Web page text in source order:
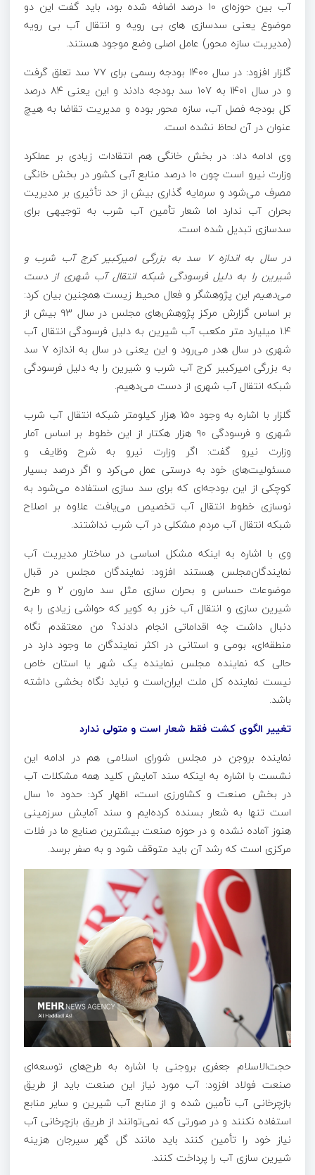
آب بین حوزه‌ای ۱۰ درصد اضافه شده بود، باید گفت این دو
موضوع یعنی سدسازی های بی رویه و انتقال آب بی رویه
(مدیریت سازه محور) عامل اصلی وضع موجود هستند.
گلزار افزود: در سال ۱۴۰۰ بودجه رسمی برای ۷۷ سد تعلق گرفت
و در
سال ۱۴۰۱ به ۱۰۷ سد بودجه دادند و این یعنی ۸۴ درصد
کل بودجه فصل آب، سازه محور بوده و مدیریت تقاضا به هیچ
عنوان در آن لحاظ نشده است.
وی ادامه داد: در بخش خانگی هم انتقادات زیادی بر عملکرد
وزارت نیرو است چون ۱۰ درصد منابع آبی کشور در بخش خانگی
مصرف می‌شود و سرمایه گذاری بیش از حد تأثیری بر مدیریت
بحران آب ندارد اما شعار تأمین آب شرب به توجیهی برای
سدسازی تبدیل شده است.
در سال به اندازه ۷ سد به بزرگی امیرکبیر کرج آب شرب و
شیرین را به دلیل فرسودگی شبکه انتقال آب شهری از دست
می‌دهیم این پژوهشگر و فعال محیط زیست همچنین بیان کرد:
بر اساس گزارش مرکز پژوهش‌های مجلس در سال ۹۳ بیش از
۱.۴ میلیارد متر مکعب آب شیرین به دلیل فرسودگی انتقال آب
شهری در سال هدر می‌رود و این یعنی در سال به اندازه ۷ سد
به بزرگی امیرکبیر کرج آب شرب و شیرین را به دلیل فرسودگی
شبکه انتقال آب شهری از دست می‌دهیم.
گلزار با اشاره به وجود ۱۵۰ هزار کیلومتر شبکه انتقال آب شرب
شهری و فرسودگی ۹۰ هزار هکتار از این خطوط بر اساس آمار
وزارت نیرو گفت: اگر وزارت نیرو به شرح وظایف و
مسئولیت‌های خود به درستی عمل می‌کرد و اگر درصد بسیار
کوچکی از این بودجه‌ای که برای سد سازی استفاده می‌شود به
نوسازی خطوط انتقال آب تخصیص می‌یافت علاوه بر اصلاح
شبکه انتقال آب مردم مشکلی در آب شرب نداشتند.
وی با اشاره به اینکه مشکل اساسی در ساختار مدیریت آب
نمایندگان‌مجلس هستند افزود: نمایندگان مجلس در قبال
موضوعات حساس و بحران سازی مثل سد مارون
۲ و طرح
شیرین سازی و انتقال آب خزر به کویر که حواشی زیادی را به
دنبال داشت چه اقداماتی انجام دادند؟ من معتقدم نگاه
منطقه‌ای، بومی و استانی در اکثر نمایندگان ما وجود دارد در
حالی که نماینده مجلس نماینده یک شهر یا استان خاص
نیست نماینده کل ملت ایران‌است و نباید نگاه بخشی داشته
باشد.
تغییر الگوی کشت فقط شعار است و متولی ندارد
نماینده بروجن در مجلس شورای اسلامی هم در ادامه این
نشست با اشاره به اینکه سند آمایش کلید همه مشکلات آب
در بخش صنعت و کشاورزی است، اظهار کرد: حدود ۱۰ سال
است تنها به شعار بسنده کرده‌ایم و سند آمایش سرزمینی
هنوز آماده نشده و در حوزه صنعت بیشترین صنایع ما در فلات
مرکزی است که رشد آن باید متوقف شود و به صفر برسد.
حجت‌الاسلام جعفری بروجنی با اشاره به طرح‌های توسعه‌ای
صنعت فولاد افزود: آب مورد نیاز این صنعت باید از طریق
بازچرخانیآب تأمین شده و از منابع آب شیرین و سایر منابع
استفاده نکنند و در صورتی که نمی‌توانند از طریق بازچرخانیآب
نیاز خود را تأمین کنند باید مانند گل گهر سیرجان هزینه
شیرین سازی آب را پرداخت کنند.